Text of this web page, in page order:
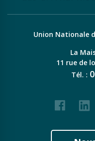
Union Nationale
La
11 rue de
Tél. :
Facebook